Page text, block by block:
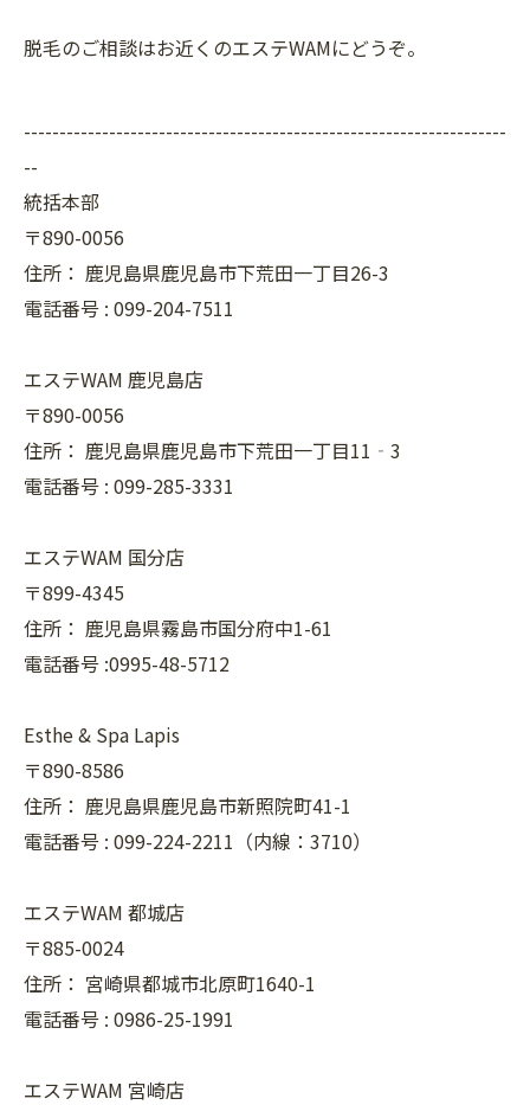
脱毛のご相談はお近くのエステWAMにどうぞ。
--------------------------------------------------------------------
--
統括本部
〒890-0056
住所： 鹿児島県鹿児島市下荒田一丁目26-3
電話番号 : 099-204-7511
エステWAM 鹿児島店
〒890-0056
住所： 鹿児島県鹿児島市下荒田一丁目11‐3
電話番号 : 099-285-3331
エステWAM 国分店
〒899-4345
住所： 鹿児島県霧島市国分府中1-61
電話番号 :0995-48-5712
Esthe & Spa Lapis
〒890-8586
住所： 鹿児島県鹿児島市新照院町41-1
電話番号 : 099-224-2211（内線：3710）
エステWAM 都城店
〒885-0024
住所： 宮崎県都城市北原町1640-1
電話番号 : 0986-25-1991
エステWAM 宮崎店